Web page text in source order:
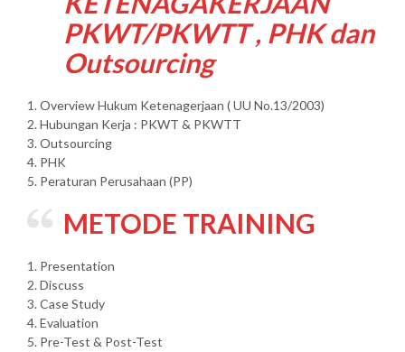
PKWT/PKWTT , PHK dan
Outsourcing
1. Overview Hukum Ketenagerjaan ( UU No.13/2003)
2. Hubungan Kerja : PKWT & PKWTT
3. Outsourcing
4. PHK
5. Peraturan Perusahaan (PP)
METODE TRAINING
1. Presentation
2. Discuss
3. Case Study
4. Evaluation
5. Pre-Test & Post-Test